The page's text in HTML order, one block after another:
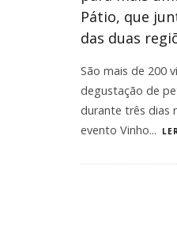
Pátio, que
das duas
São mais de 200
degustação de
durante três dias
evento Vinho...